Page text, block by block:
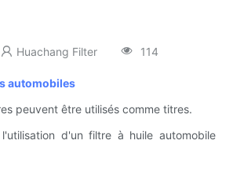
Huachang Filter 114
automobiles
peuvent être utilisés comme titres.
d'un filtre à huile automobile